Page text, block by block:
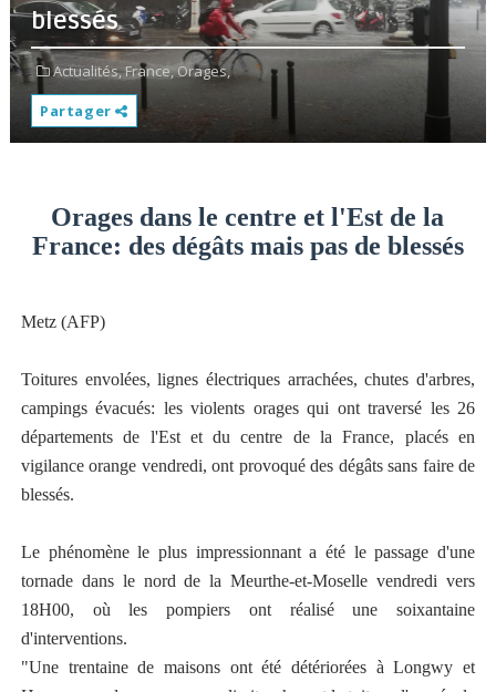
blessés
Actualités,France,Orages,
Partager
Orages dans le centre et l'Est de la
France: des dégâts mais pas de blessés
Metz (AFP)
Toitures envolées, lignes électriques arrachées, chutes d'arbres,
campings évacués: les violents orages qui ont traversé les 26
départements de l'Est et du centre de la France, placés en
vigilance orange vendredi, ont provoqué des dégâts sans faire de
blessés.
Le phénomène le plus impressionnant a été le passage d'une
tornade dans le nord de la Meurthe-et-Moselle vendredi vers
18H00, où les pompiers ont réalisé une soixantaine
d'interventions.
"Une trentaine de maisons ont été détériorées à Longwy et